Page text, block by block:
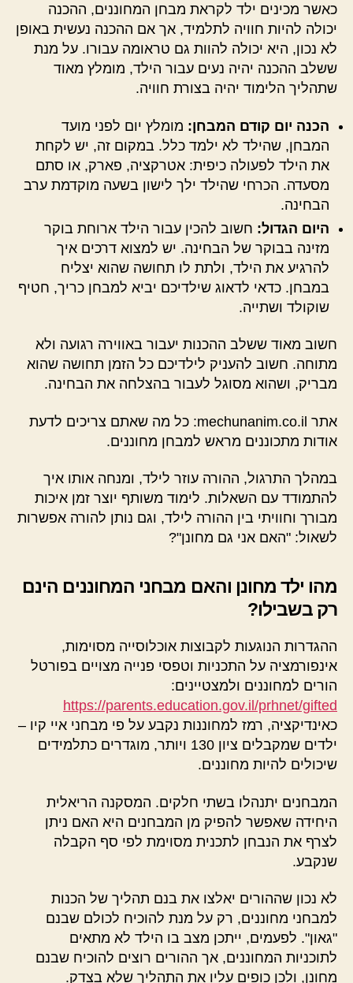
כאשר מכינים ילד לקראת מבחן המחוננים, ההכנה
יכולה להיות חוויה לתלמיד, אך אם ההכנה נעשית באופן
לא נכון, היא יכולה להוות גם טראומה עבורו. על מנת
ששלב ההכנה יהיה נעים עבור הילד, מומלץ מאוד
שתהליך הלימוד יהיה בצורת חוויה.
הכנה יום קודם המבחן: מומלץ יום לפני מועד
המבחן, שהילד לא ילמד כלל. במקום זה, יש לקחת
את הילד לפעולה כיפית: אטרקציה, פארק, או סתם
מסעדה. הכרחי שהילד ילך לישון בשעה מוקדמת ערב
הבחינה.
היום הגדול: חשוב להכין עבור הילד ארוחת בוקר
מזינה בבוקר של הבחינה. יש למצוא דרכים איך
להרגיע את הילד, ולתת לו תחושה שהוא יצליח
במבחן. כדאי לדאוג שילדיכם יביא למבחן כריך, חטיף
שוקולד ושתייה.
חשוב מאוד ששלב ההכנות יעבור באווירה רגועה ולא
מתוחה. חשוב להעניק לילדיכם כל הזמן תחושה שהוא
מבריק, ושהוא מסוגל לעבור בהצלחה את הבחינה.
אתר mechunanim.co.il: כל מה שאתם צריכים לדעת
אודות מתכוננים מראש למבחן מחוננים.
במהלך התרגול, ההורה עוזר לילד, ומנחה אותו איך
להתמודד עם השאלות. לימוד משותף יוצר זמן איכות
מבורך וחוויתי בין ההורה לילד, וגם נותן להורה אפשרות
לשאול: "האם אני גם מחונן"?
מהו ילד מחונן והאם מבחני המחוננים הינם
רק בשבילו?
ההגדרות הנוגעות לקבוצות אוכלוסייה מסוימות,
אינפורמציה על התכניות וטפסי פנייה מצויים בפורטל
הורים למחוננים ולמצטיינים:
https://parents.education.gov.il/prhnet/gifted
כאינדיקציה, רמז למחוננות נקבע על פי מבחני איי קיו –
ילדים שמקבלים ציון 130 ויותר, מוגדרים כתלמידים
שיכולים להיות מחוננים.
המבחנים יתנהלו בשתי חלקים. המסקנה הריאלית
היחידה שאפשר להפיק מן המבחנים היא האם ניתן
לצרף את הנבחן לתכנית מסוימת לפי סף הקבלה
שנקבע.
לא נכון שההורים יאלצו את בנם תהליך של הכנות
למבחני מחוננים, רק על מנת להוכיח לכולם שבנם
"גאון". לפעמים, ייתכן מצב בו הילד לא מתאים
לתוכניות המחוננים, אך ההורים רוצים להוכיח שבנם
מחונן, ולכן כופים עליו את התהליך שלא בצדק.